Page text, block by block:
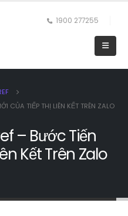
1900 277255
CỦA TIẾP THỊ LIÊN KẾT TRÊN ZALO
– Bước Tiến
Kết Trên Zalo